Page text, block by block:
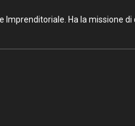
Imprenditoriale. Ha la missione